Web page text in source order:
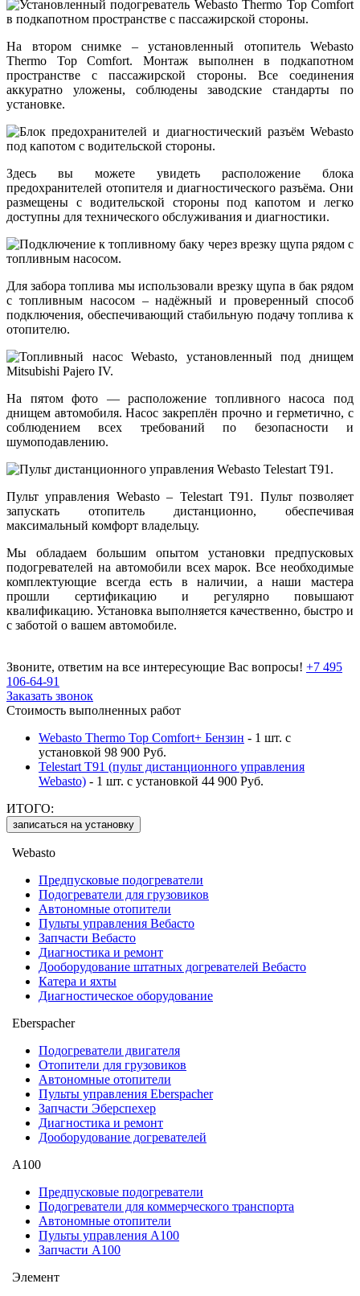
На втором снимке – установленный отопитель Webasto
Thermo Top Comfort. Монтаж выполнен в подкапотном
пространстве с пассажирской стороны. Все соединения
аккуратно уложены, соблюдены заводские стандарты по
установке.
Здесь вы можете увидеть расположение блока
предохранителей отопителя и диагностического разъёма. Они
размещены с водительской стороны под капотом и легко
доступны для технического обслуживания и диагностики.
Для забора топлива мы использовали врезку щупа в бак рядом
с топливным насосом – надёжный и проверенный способ
подключения, обеспечивающий стабильную подачу топлива к
отопителю.
На пятом фото — расположение топливного насоса под
днищем автомобиля. Насос закреплён прочно и герметично, с
соблюдением всех требований по безопасности и
шумоподавлению.
Пульт управления Webasto – Telestart T91. Пульт позволяет
запускать отопитель дистанционно, обеспечивая
максимальный комфорт владельцу.
Мы обладаем большим опытом установки предпусковых
подогревателей на автомобили всех марок. Все необходимые
комплектующие всегда есть в наличии, а наши мастера
прошли сертификацию и регулярно повышают
квалификацию. Установка выполняется качественно, быстро и
с заботой о вашем автомобиле.
Звоните, ответим на все интересующие Вас вопросы! +7 495
106-64-91
Заказать звонок
Стоимость выполненных работ
Webasto Thermo Top Comfort+ Бензин - 1 шт. с
установкой 98 900 Руб.
Telestart T91 (пульт дистанционного управления
Webasto) - 1 шт. с установкой 44 900 Руб.
ИТОГО:
записаться на установку
Webasto
Предпусковые подогреватели
Подогреватели для грузовиков
Автономные отопители
Пульты управления Вебасто
Запчасти Вебасто
Диагностика и ремонт
Дооборудование штатных догревателей Вебасто
Катера и яхты
Диагностическое оборудование
Eberspacher
Подогреватели двигателя
Отопители для грузовиков
Автономные отопители
Пульты управления Eberspacher
Запчасти Эберспехер
Диагностика и ремонт
Дооборудование догревателей
А100
Предпусковые подогреватели
Подогреватели для коммерческого транспорта
Автономные отопители
Пульты управления A100
Запчасти А100
Элемент